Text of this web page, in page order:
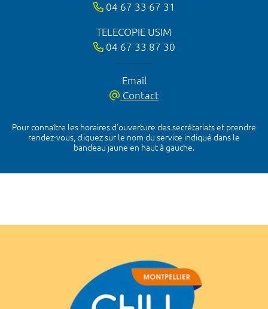
04 67 33 67 31
TELECOPIE USIM
04 67 33 87 30
Email
Contact
Pour connaître les horaires d’ouverture des secrétariats et prendre
rendez-vous, cliquez sur le nom du service indiqué dans le
bandeau jaune en haut à gauche.